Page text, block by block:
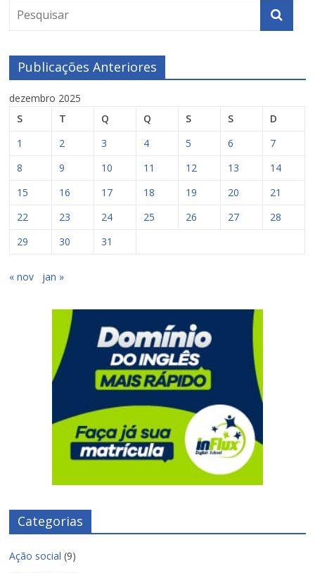
Publicações Anteriores
dezembro 2025
S
T Q Q S S
D
1
2 3 4 5 6
7
8
9 10 11 12 13
14
15
16 17 18 19 20
21
22
23 24 25 26 27
28
29
30 31
« nov jan »
Categorias
Ação social (9)